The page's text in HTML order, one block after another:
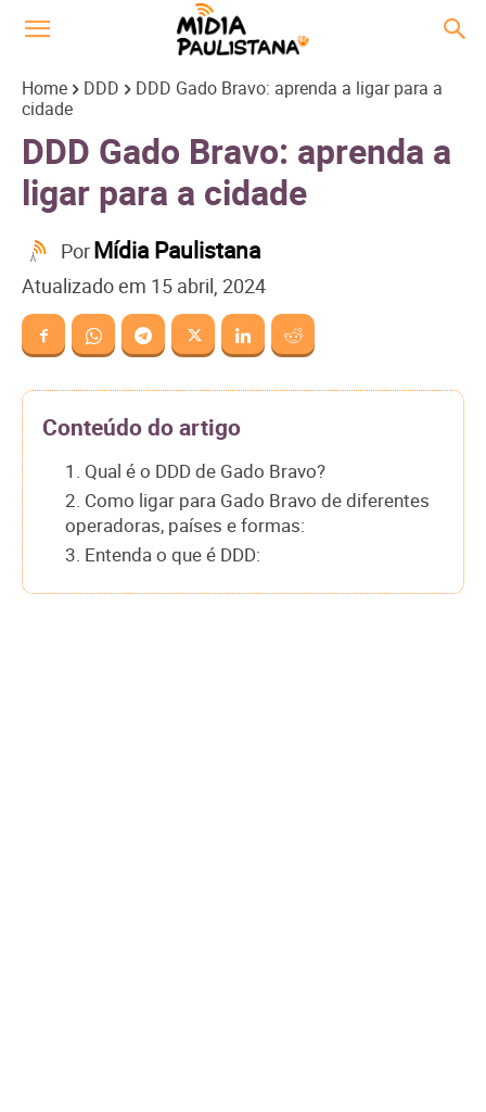
Home DDD
DDD Gado Bravo: aprenda a ligar para a
cidade
DDD Gado Bravo: aprenda a
ligar para a cidade
PorMídia Paulistana
Atualizado em 15 abril, 2024
Conteúdo do artigo
1. Qual é o DDD de Gado Bravo?
2. Como ligar para Gado Bravo de diferentes
operadoras, países e formas:
3. Entenda o que é DDD: